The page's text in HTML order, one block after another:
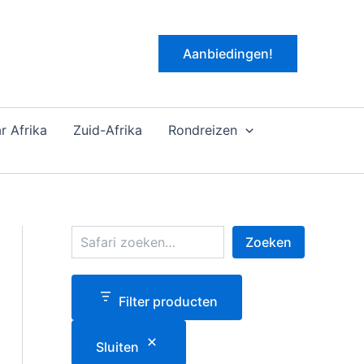
Aanbiedingen!
Afrika Zuid-Afrika
Rondreizen
k
Zoeken
Filter producten
Sluiten